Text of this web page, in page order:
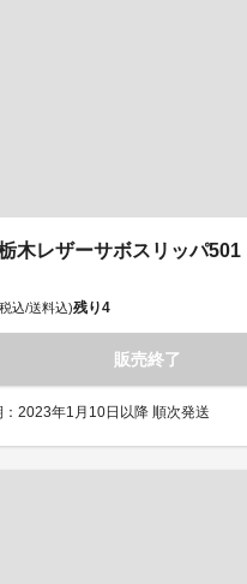
木レザーサボスリッパ
込/送料込)残り4
販売終了
：2023年1月10日以降 順次発送